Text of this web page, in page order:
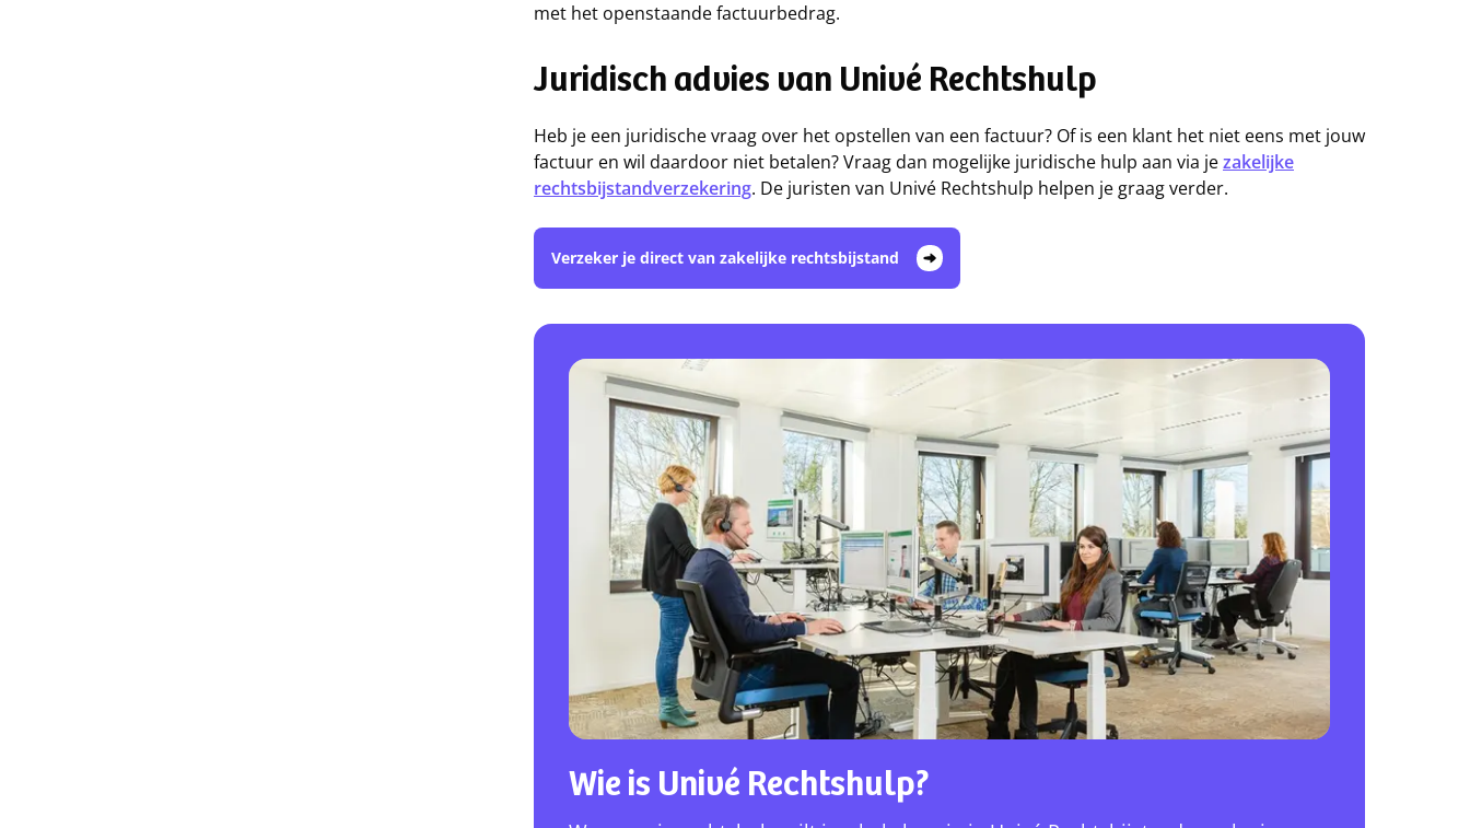
met het openstaande factuurbedrag.
Juridisch advies van Univé Rechtshulp
Heb je een juridische vraag over het opstellen van een factuur? Of is een klant het niet eens met jouw
factuur en wil daardoor niet betalen? Vraag dan mogelijke juridische hulp aan via jezakelijke
rechtsbijstandverzekering. De juristen van Univé Rechtshulp helpen je graag verder.
Verzeker je direct van zakelijke rechtsbijstand
Wie is Univé Rechtshulp?